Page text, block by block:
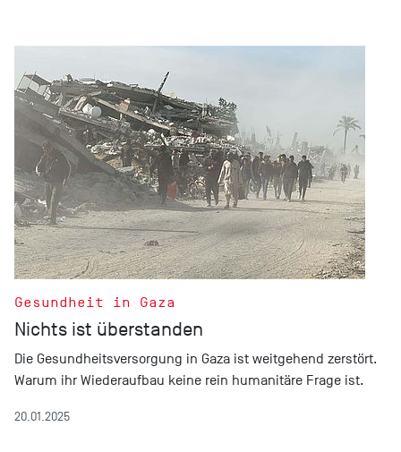
Gesundheit in Gaza
Nichts ist überstanden
Die Gesundheitsversorgung in Gaza ist weitgehend zerstört.
Warum ihr Wiederaufbau keine rein humanitäre Frage ist.
20.01.2025